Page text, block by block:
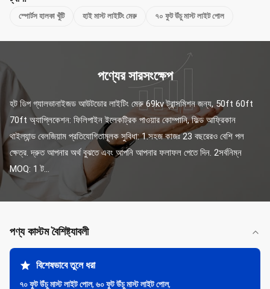
স্পোর্টস হালকা খুঁটি হাই মাস্ট লাইটিং মেরু ৭০ ফুট উঁচু মাস্ট লাইট পোল
পণ্যের সারসংক্ষেপ
হট ডিপ গ্যালভানাইজড আউটডোর লাইটিং মেরু 69kv ট্রান্সমিশন জন্য, 50ft 60ft
70ft অ্যাপ্লিকেশন: ফিলিপাইন ইলেকট্রিক পাওয়ার কোম্পানি, ফিল্ড আফ্রিকান
থাইল্যান্ড বেলজিয়াম প্রতিযোগিতামূলক সুবিধা: 1.সহজ কাজঃ 23 বছরেরও বেশি পল
ক্ষেত্র. দ্রুত আপনার অর্থ বুঝতে এবং আপনি আপনার ফলাফল পেতে দিন. 2সর্বনিম্ন
MOQ: 1 ট...
পণ্য কাস্টম বৈশিষ্ট্যাবলী
বিশেষভাবে তুলে ধরা
৭০ ফুট উঁচু মাস্ট লাইট পোল, ৬০ ফুট উঁচু মাস্ট লাইট পোল,